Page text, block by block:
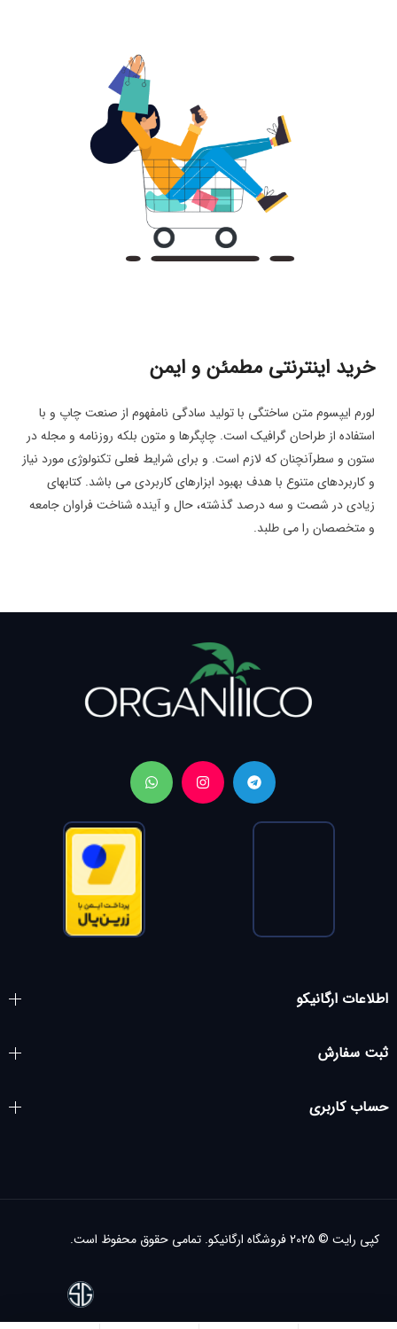
خرید اینترنتی مطمئن و ایمن
لورم ایپسوم متن ساختگی با تولید سادگی نامفهوم از صنعت چاپ و با
استفاده از طراحان گرافیک است. چاپگرها و متون بلکه روزنامه و مجله در
ستون و سطرآنچنان که لازم است. و برای شرایط فعلی تکنولوژی مورد نیاز
و کاربردهای متنوع با هدف بهبود ابزارهای کاربردی می باشد. کتابهای
زیادی در شصت و سه درصد گذشته، حال و آینده شناخت فراوان جامعه
و متخصصان را می طلبد.
اطلاعات ارگانیکو
ثبت سفارش
حساب کاربری
کپی رایت © 2025 فروشگاه ارگانیکو. تمامی حقوق محفوظ است.